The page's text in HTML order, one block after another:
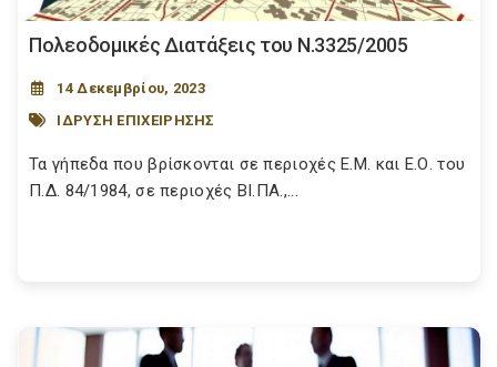
Πολεοδομικές Διατάξεις του Ν.3325/2005
14 Δεκεμβρίου, 2023
ΙΔΡΥΣΗ ΕΠΙΧΕΙΡΗΣΗΣ
Τα γήπεδα που βρίσκονται σε περιοχές Ε.Μ. και Ε.Ο. του
Π.Δ. 84/1984, σε περιοχές ΒΙ.ΠΑ.,...